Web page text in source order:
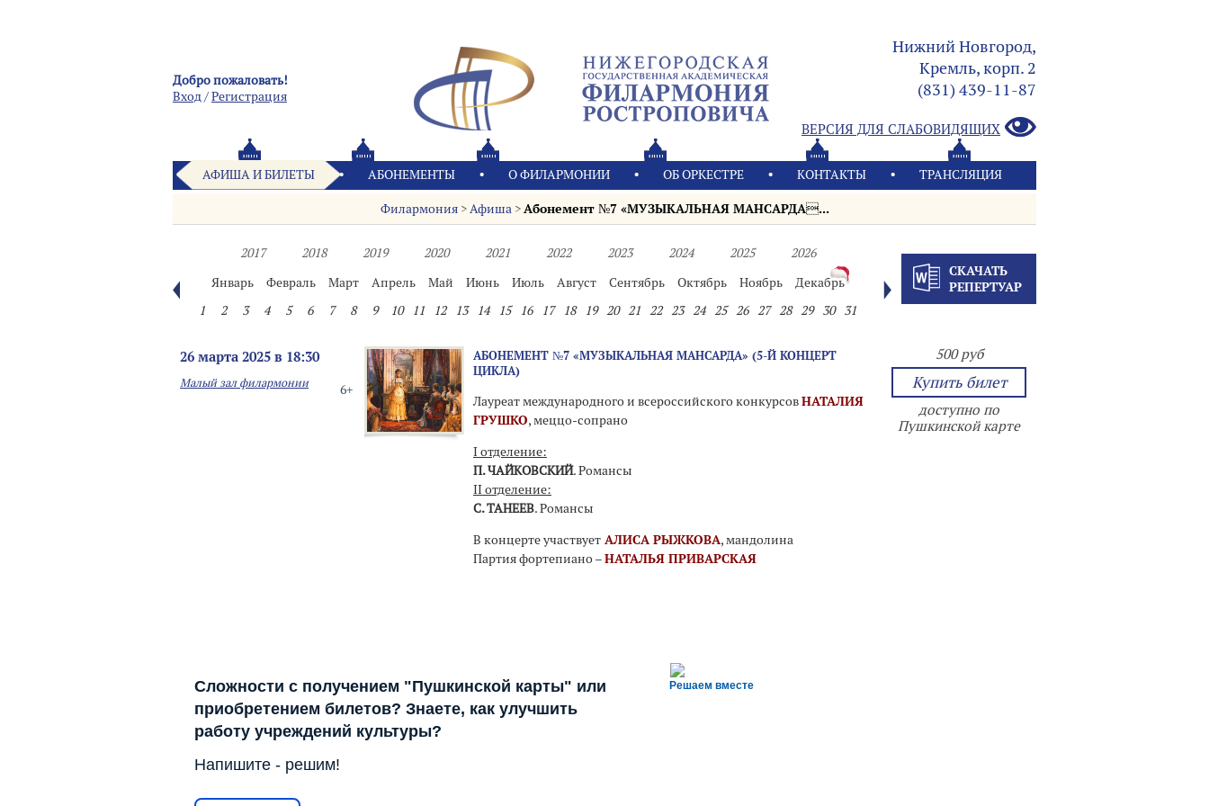
Добро пожаловать!
Вход/Pегистрация
Нижний Новгород,
Кремль, корп. 2
(831) 439-11-87
ВЕРСИЯ ДЛЯ СЛАБОВИДЯЩИХ
АФИША И БИЛЕТЫ АБОНЕМЕНТЫ О ФИЛАРМОНИИ OБ ОРКЕСТРЕ КОНТАКТЫ ТРАНСЛЯЦИЯ
Филармония>Афиша>Абонемент №7 «МУЗЫКАЛЬНАЯ МАНСАРДА...
2017 2018 2019 2020 2021 2022 2023 2024 2025
2026
Январь
Февраль Март Апрель Май Июнь Июль Август Сентябрь Октябрь Ноябрь
Декабрь
1
2 3 4 5 6 7 8 9 10 11 12 13 14 15 16 17 18 19 20 21 22 23 24 25 26 27 28 29 30 31
СКАЧАТЬ
РЕПЕРТУАР
26 марта 2025 в 18:30
6+
Малый зал филармонии
АБОНЕМЕНТ №7 «МУЗЫКАЛЬНАЯ МАНСАРДА» (5-Й КОНЦЕРТ
ЦИКЛА)
Лауреат международного и всероссийского конкурсовНАТАЛИЯ
ГРУШКО, меццо-сопрано
I отделение:
П. ЧАЙКОВСКИЙ. Романсы
II отделение:
С. ТАНЕЕВ. Романсы
В концерте участвует АЛИСА РЫЖКОВА, мандолина
Партия фортепиано –НАТАЛЬЯ ПРИВАРСКАЯ
500 руб
Купить билет
доступно по
Пушкинской карте
Решаем вместе
Сложности с получением "Пушкинской карты" или
приобретением билетов? Знаете, как улучшить
работу учреждений культуры?
Напишите - решим!